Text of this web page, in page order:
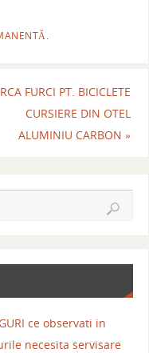
.
FURCI PT. BICICLETE
CURSIERE DIN OTEL
ALUMINIU CARBON»
ce observati in
necesita servisare